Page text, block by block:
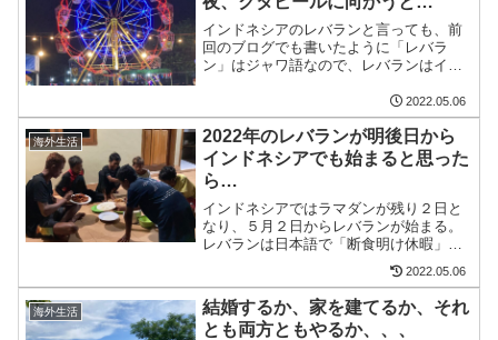
インドネシアのレバランと言っても、前
回のブログでも書いたように「レバラ
ン」はジャワ語なので、レバランはイン
に、マレーシアに住んでいたときにも、
「たしかに『レバラン』って言葉は聞い
たことなかったなぁ......
2022.05.06
海外生活
2022年のレバランが明後日から
インドネシアでも始まると思った
ら…
インドネシアではラマダンが残り２日と
なり、５月２日からレバランが始まる。
レバランは日本語で「断食明け休暇」、
「断食明け大祭」と呼ばれていいるけ
ど、レバランの意味がよくわからないの
で、友だちに聞いてみた。そもそもレバ
ランとは？ちなみに「レバラ...
2022.05.06
海外生活
結婚するか、家を建てるか、それ
とも両方ともやるか、、、